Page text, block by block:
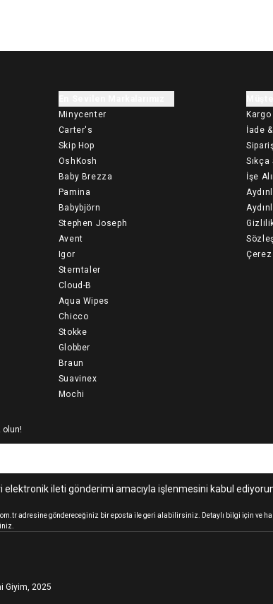
Minycenter
Carter's
Skip Hop
OshKosh
Baby Brezza
Pamina
Babybjörn
Stephen Joseph
Avent
Igor
Sterntaler
Cloud-B
Aqua Wipes
Chicco
Stokke
Globber
Braun
Suavinex
Mochi
Kargo
İade
İşe
Çerez
olun!
ileti gönderimi amacıyla işlenmesini kabul
adresine göndereceğiniz bir eposta ile geri alabilirsiniz. Detaylı bilgi için ve
Giyim, 2025